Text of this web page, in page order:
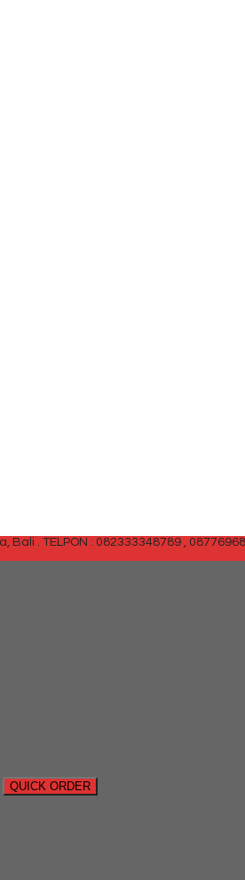
Bali . TELPON : 082333348789 ,
QUICK ORDER